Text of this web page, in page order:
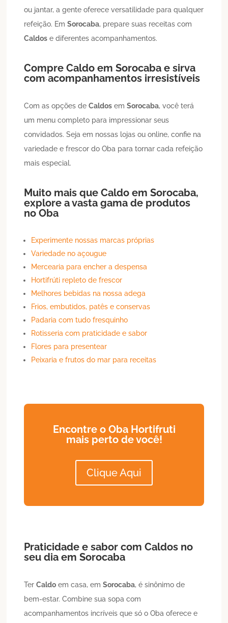
ou jantar, a gente oferece versatilidade para qualquer
refeição. EmSorocaba, prepare suas receitas com
Caldos e diferentes acompanhamentos.
CompreCaldo emSorocaba e sirva
com acompanhamentos irresistíveis
Com as opções deCaldos emSorocaba, você terá
um menu completo para impressionar seus
convidados. Seja em nossas lojas ou online, confie na
variedade e frescor do Oba para tornar cada refeição
mais especial.
Muito mais queCaldo emSorocaba,
explore a vasta gama de produtos
no Oba
Experimente nossas marcas próprias
Variedade no açougue
Mercearia para encher a despensa
Hortifrúti repleto de frescor
Melhores bebidas na nossa adega
Frios, embutidos, patês e conservas
Padaria com tudo fresquinho
Rotisseria com praticidade e sabor
Flores para presentear
Peixaria e frutos do mar para receitas
Encontre o Oba Hortifruti
mais perto de você!
Clique Aqui
Praticidade e sabor comCaldos no
seu dia emSorocaba
TerCaldo em casa, emSorocaba, é sinônimo de
bem-estar. Combine sua sopa com
acompanhamentos incríveis que só o Oba oferece e